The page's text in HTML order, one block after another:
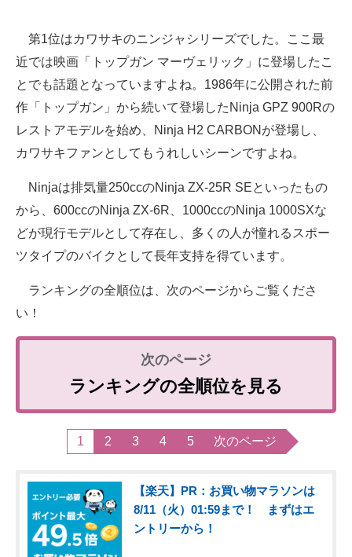
第1位はカワサキのニンジャシリーズでした。ここ最
近では映画「トップガン マーヴェリック」に登場したこ
とでも話題となっていますよね。1986年に公開された前
作「トップガン」から続いて登場したNinja GPZ 900Rの
レストアモデルを始め、Ninja H2 CARBONが登場し、
カワサキファンとしてもうれしいシーンですよね。
Ninjaは排気量250ccのNinja ZX-25R SEといったもの
から、600ccのNinja ZX-6R、1000ccのNinja 1000SXな
どが現行モデルとして存在し、多くの人が憧れるスポー
ツタイプのバイクとして長年支持を得ています。
ランキングの全順位は、次のページからご覧くださ
い！
ランキングの全順位を見る
1 2 3 4 5 次のページ
【楽天】PR：お買い物マラソンは
8/11（火）01:59まで！ まずはエ
ントリーから！